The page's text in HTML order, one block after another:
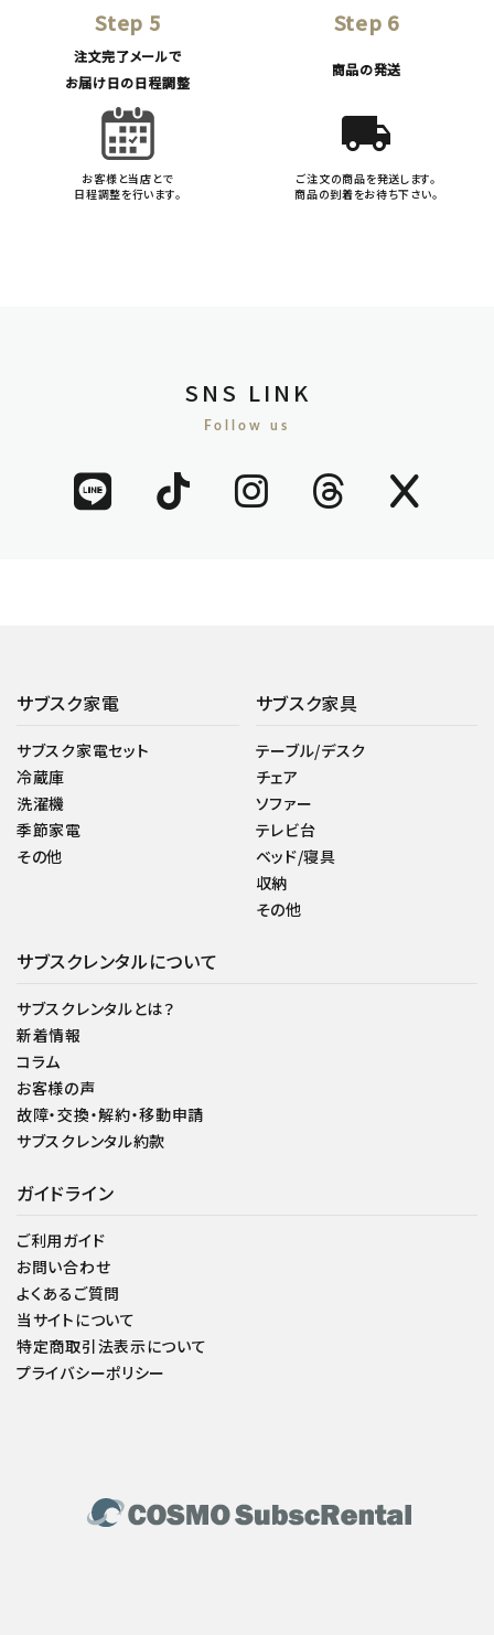
Step 5
注文完了メールで
お届け日の日程調整
お客様と当店とで
日程調整を行います。
Step 6
商品の発送
local_shipping
ご注文の商品を発送します。
商品の到着をお待ち下さい。
SNS LINK
Follow us
サブスク家電
サブスク家電セット
冷蔵庫
洗濯機
季節家電
その他
サブスク家具
テーブル/デスク
チェア
ソファー
テレビ台
ベッド/寝具
収納
その他
サブスクレンタルについて
サブスクレンタルとは？
新着情報
コラム
お客様の声
故障・交換・解約・移動申請
サブスクレンタル約款
ガイドライン
ご利用ガイド
お問い合わせ
よくあるご質問
当サイトについて
特定商取引法表示について
プライバシーポリシー